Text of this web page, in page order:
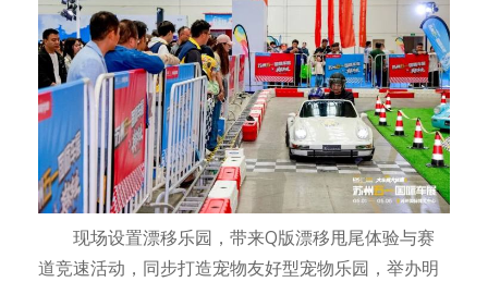
现场设置漂移乐园，带来Q版漂移甩尾体验与赛
道竞速活动，同步打造宠物友好型宠物乐园，举办明